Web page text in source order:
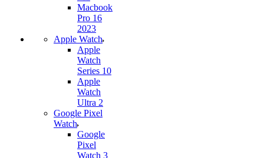
Macbook
Pro 16
2023
Apple Watch
Apple
Watch
Series 10
Apple
Watch
Ultra 2
Google Pixel
Watch
Google
Pixel
Watch 3